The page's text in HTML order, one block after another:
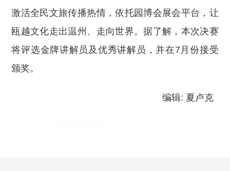
激活全民文旅传播热情，依托园博会展会平台，让
瓯越文化走出温州、走向世界。据了解，本次决赛
将评选金牌讲解员及优秀讲解员，并在7月份接受
颁奖。
编辑: 夏卢克